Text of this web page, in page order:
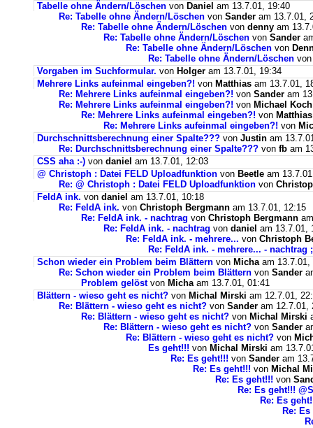
Tabelle ohne Ändern/Löschen von Daniel am 13.7.01, 19:40
Re: Tabelle ohne Ändern/Löschen von Sander am 13.7.01,
Re: Tabelle ohne Ändern/Löschen von denny am
Re: Tabelle ohne Ändern/Löschen von Sander
Re: Tabelle ohne Ändern/Löschen von
Re: Tabelle ohne Ändern/Löschen
Vorgaben im Suchformular. von Holger am 13.7.01, 19:34
Mehrere Links aufeinmal eingeben?! von Matthias am 13.7.01,
Re: Mehrere Links aufeinmal eingeben?! von Sander am
Re: Mehrere Links aufeinmal eingeben?! von Michael Koch
Re: Mehrere Links aufeinmal eingeben?! von Matthias
Re: Mehrere Links aufeinmal eingeben?! von
Durchschnittsberechnung einer Spalte??? von Justin am
Re: Durchschnittsberechnung einer Spalte??? von fb am
CSS aha :-) von daniel am 13.7.01, 12:03
@ Christoph : Datei FELD Uploadfunktion von Beetle am
Re: @ Christoph : Datei FELD Uploadfunktion von
FeldA ink. von daniel am 13.7.01, 10:18
Re: FeldA ink. von Christoph Bergmann am 13.7.01, 12:15
Re: FeldA ink. - nachtrag von Christoph Bergmann
Re: FeldA ink. - nachtrag von daniel am 13.7.01,
Re: FeldA ink. - mehrere... von Christoph
Re: FeldA ink. - mehrere... - nachtrag
Schon wieder ein Problem beim Blättern von Michaam 13.7.01,
Re: Schon wieder ein Problem beim Blättern von Sander
Problem gelöstvon Michaam 13.7.01, 01:41
Blättern - wieso geht es nicht? von Michal Mirski am 12.7.01,
Re: Blättern - wieso geht es nicht? von Sander am 12.7.01,
Re: Blättern - wieso geht es nicht? von Michal Mirski
Re: Blättern - wieso geht es nicht? von Sander
Re: Blättern - wieso geht es nicht? von
Es geht!!! von Michal Mirski am
Re: Es geht!!! von Sander am
Re: Es geht!!! von Michal
Re: Es geht!!! von
Re: Es geht!!!
Re: Es
Re: